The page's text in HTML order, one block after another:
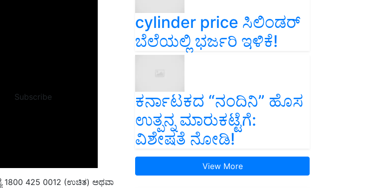
Subscribe
1800 425 0012 (ಉಚಿತ) ಅಥವಾ
ಇತರೆ ವಿಷಯ ತಜ್ಞರಿಂದ ಅಗತ್ಯ ಮಾಹಿತಿ
cylinder price ಸಿಲಿಂಡರ್‌
ಬೆಲೆಯಲ್ಲಿ ಭರ್ಜರಿ ಇಳಿಕೆ!
ಕರ್ನಾಟಕದ “ನಂದಿನಿ” ಹೊಸ
ಉತ್ಪನ್ನ ಮಾರುಕಟ್ಟೆಗೆ:
ವಿಶೇಷತೆ ನೋಡಿ!
View More